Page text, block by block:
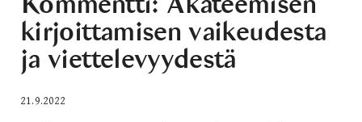
kirjoittamisen vaikeudesta
ja viettelevyydestä
21.9.2022